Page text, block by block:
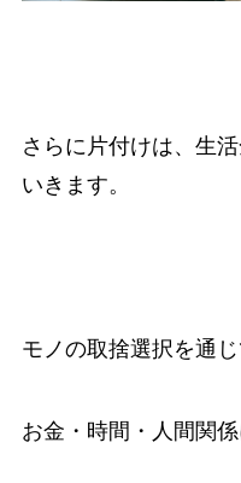
さらに片付けは、生
いきます。
モノの取捨選択を通じ
お金・時間・人間関